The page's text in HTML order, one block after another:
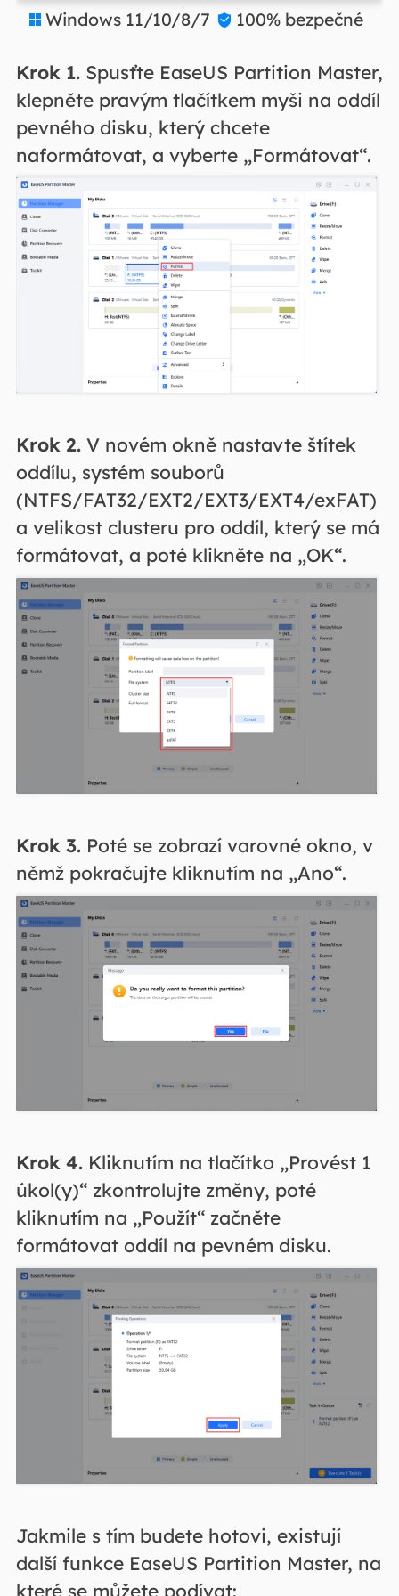
 Windows 11/10/8/7  100% bezpečné
Krok 1.Spusťte EaseUS Partition Master,
klepněte pravým tlačítkem myši na oddíl
pevného disku, který chcete
naformátovat, a vyberte „Formátovat“.
Krok 2.V novém okně nastavte štítek
oddílu, systém souborů
(NTFS/FAT32/EXT2/EXT3/EXT4/exFAT)
a velikost clusteru pro oddíl, který se má
formátovat, a poté klikněte na „OK“.
Krok 3.Poté se zobrazí varovné okno, v
němž pokračujte kliknutím na „Ano“.
Krok 4.Kliknutím na tlačítko „Provést 1
úkol(y)“ zkontrolujte změny, poté
kliknutím na „Použít“ začněte
formátovat oddíl na pevném disku.
Jakmile s tím budete hotovi, existují
další funkce EaseUS Partition Master, na
které se můžete podívat: